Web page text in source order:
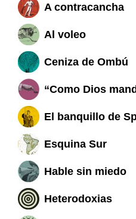
A contracancha
Al voleo
Ceniza de Ombú
“Como Dios
El banquillo de
Esquina Sur
Hable sin miedo
Heterodoxias